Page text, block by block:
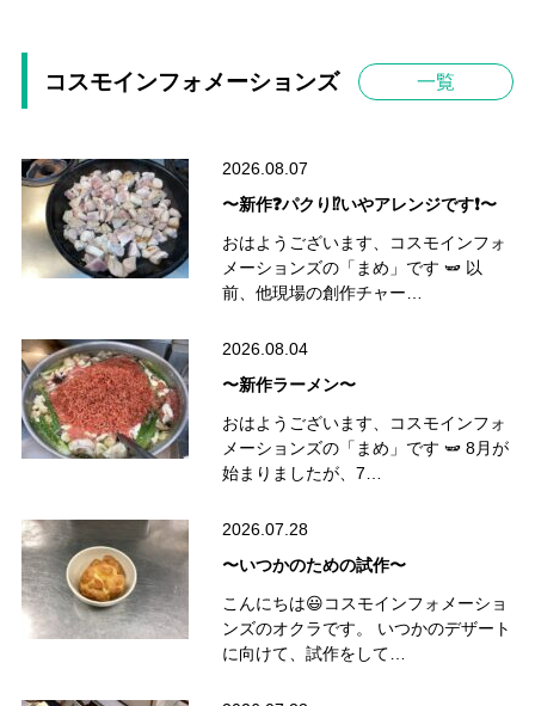
コスモインフォメーションズ 一覧
2026.08.07
〜新作❓パクり⁉️いやアレンジです❗️〜
おはようございます、コスモインフォ
メーションズの「まめ」です 🫛 以
前、他現場の創作チャー…
2026.08.04
〜新作ラーメン〜
おはようございます、コスモインフォ
メーションズの「まめ」です 🫛 8月が
始まりましたが、7…
2026.07.28
〜いつかのための試作〜
こんにちは😃コスモインフォメーショ
ンズのオクラです。 いつかのデザート
に向けて、試作をして…